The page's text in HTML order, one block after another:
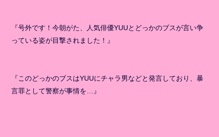
『号外です！今朝がた、人気俳優YUUとどっかのブスが言い争
っている姿が目撃されました！』
『このどっかのブスはYUUにチャラ男などと発言しており、暴
言罪として警察が事情を…』